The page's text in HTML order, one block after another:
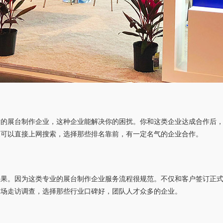
展台制作企业，这种企业能解决你的困扰。你和这类企业达成合作
直接上网搜索，选择那些排名靠前，有一定名气的企业合作。
。因为这类专业的展台制作企业服务流程很规范。不仅和客户签订
访调查，选择那些行业口碑好，团队人才众多的企业。